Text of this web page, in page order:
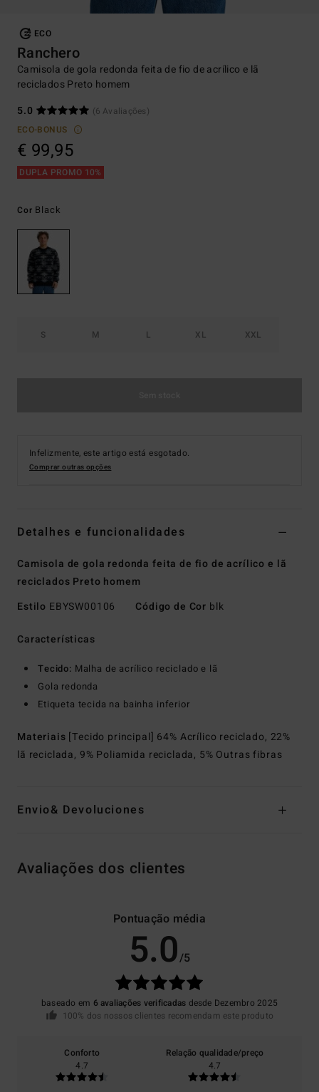
ECO
Ranchero
Camisola de gola redonda feita de fio de acrílico e lã
reciclados Preto homem
5.0
(6 Avaliações)
ECO-BONUS
€ 99,95
DUPLA PROMO 10%
Cor Black
S M L XL XXL
Infelizmente, este artigo está esgotado.
Comprar outras opções
Detalhes e funcionalidades
Camisola de gola redonda feita de fio de acrílico e lã
reciclados Preto homem
Estilo EBYSW00106 Código de Cor blk
Características
Tecido: Malha de acrílico reciclado e lã
Gola redonda
Etiqueta tecida na bainha inferior
Materiais [Tecido principal] 64% Acrílico reciclado, 22%
lã reciclada, 9% Poliamida reciclada, 5% Outras fibras
Envio& Devoluciones
Avaliações dos clientes
Pontuação média
5.0/5
baseado em 6 avaliações verificadas desde Dezembro 2025
100% dos nossos clientes recomendam este produto
Conforto
4.7
Relação qualidade/preço
4.7